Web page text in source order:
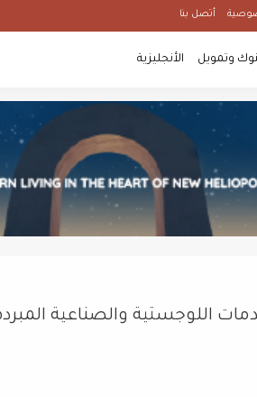
أتصل بنا
وتمويل الأنجليزية
للخدمات اللوجستية والصناعية